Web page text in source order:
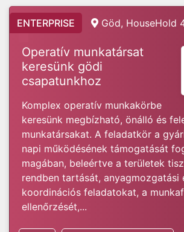
ENTERPRISE Göd, HouseHold
Operatív munkatársat
keresünk gödi
csapatunkhoz
Komplex operatív munkakörbe
keresünk megbízható, önálló és
munkatársakat. A feladatkör a
napi működésének támogatását
magában, beleértve a területek
rendben tartását, anyagmozgatási
koordinációs feladatokat, a
ellenőrzését,...